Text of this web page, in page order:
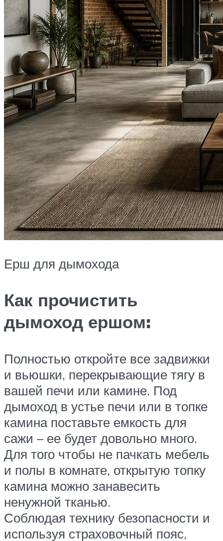
Ерш для дымохода
Как прочистить
дымоход ершом:
Полностью откройте все задвижки
и вьюшки, перекрывающие тягу в
вашей печи или камине. Под
дымоход в устье печи или в топке
камина поставьте емкость для
сажи – ее будет довольно много.
Для того чтобы не пачкать мебель
и полы в комнате, открытую топку
камина можно занавесить
ненужной тканью.
Соблюдая технику безопасности и
используя страховочный пояс,